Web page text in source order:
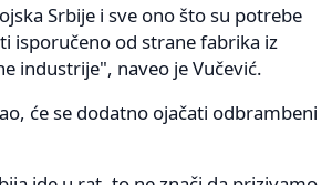
Srbije i sve ono što su potrebe
isporučeno od strane fabrika iz
industrije", naveo je Vučević.
će se dodatno ojačati odbrambeni